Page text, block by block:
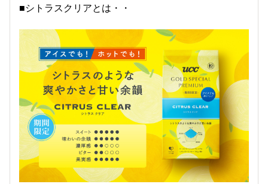
■シトラスクリアとは・・